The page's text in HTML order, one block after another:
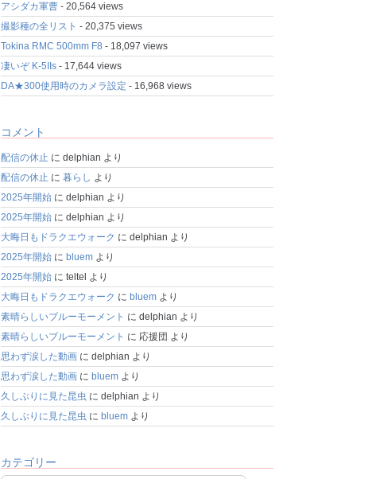
アシダカ軍曹- 20,564 views
撮影種の全リスト - 20,375 views
Tokina RMC 500mm F8 - 18,097 views
凄いぞ K-5IIs- 17,644 views
DA★300使用時のカメラ設定 - 16,968 views
コメント
配信の休止 に delphian より
配信の休止 に 暮らし より
2025年開始に delphian より
2025年開始に delphian より
大晦日もドラクエウォーク に delphian より
2025年開始に bluemより
2025年開始に teltel より
大晦日もドラクエウォーク に bluemより
素晴らしいブルーモーメント に delphian より
素晴らしいブルーモーメント に 応援団 より
思わず涙した動画に delphian より
思わず涙した動画に bluemより
久しぶりに見た昆虫 に delphian より
久しぶりに見た昆虫 に bluemより
カテゴリー